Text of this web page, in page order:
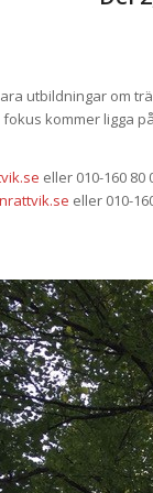
utbildningar om
kommer ligga
eller 010-160 80
eller 010-